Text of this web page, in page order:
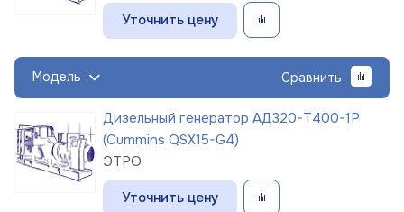
Уточнить цену
Модель Сравнить
Дизельный генератор АД320-Т400-1Р
(Cummins QSX15-G4)
ЭТРО
Уточнить цену